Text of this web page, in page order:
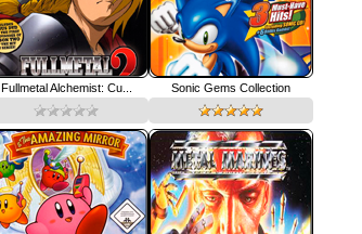
Fullmetal Alchemist: Cu... Sonic Gems Collection